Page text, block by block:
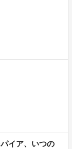
イア、いつの